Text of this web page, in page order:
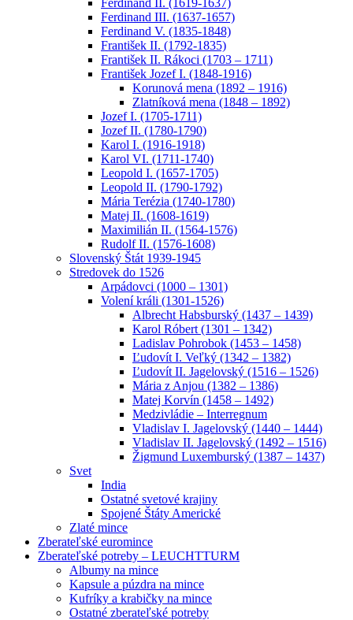
Ferdinand II. (1619-1637)
Ferdinand III. (1637-1657)
Ferdinand V. (1835-1848)
František II. (1792-1835)
František II. Rákoci (1703 – 1711)
František Jozef I. (1848-1916)
Korunová mena (1892 – 1916)
Zlatníková mena (1848 – 1892)
Jozef I. (1705-1711)
Jozef II. (1780-1790)
Karol I. (1916-1918)
Karol VI. (1711-1740)
Leopold I. (1657-1705)
Leopold II. (1790-1792)
Mária Terézia (1740-1780)
Matej II. (1608-1619)
Maximilián II. (1564-1576)
Rudolf II. (1576-1608)
Slovenský Štát 1939-1945
Stredovek do 1526
Arpádovci (1000 – 1301)
Volení králi (1301-1526)
Albrecht Habsburský (1437 – 1439)
Karol Róbert (1301 – 1342)
Ladislav Pohrobok (1453 – 1458)
Ľudovít I. Veľký (1342 – 1382)
Ľudovít II. Jagelovský (1516 – 1526)
Mária z Anjou (1382 – 1386)
Matej Korvín (1458 – 1492)
Medzivládie – Interregnum
Vladislav I. Jagelovský (1440 – 1444)
Vladislav II. Jagelovský (1492 – 1516)
Žigmund Luxemburský (1387 – 1437)
Svet
India
Ostatné svetové krajiny
Spojené Štáty Americké
Zlaté mince
Zberateľské euromince
Zberateľské potreby – LEUCHTTURM
Albumy na mince
Kapsule a púzdra na mince
Kufríky a krabičky na mince
Ostatné zberateľské potreby